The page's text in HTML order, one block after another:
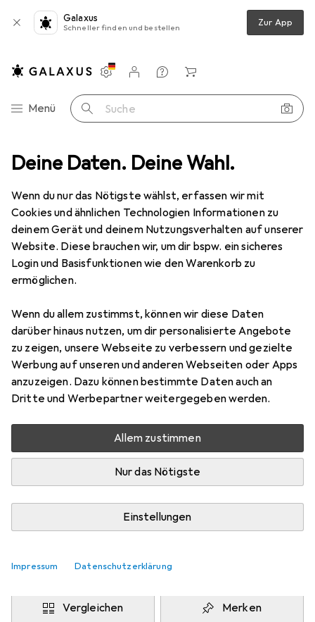
Deine Daten. Deine Wahl.
Wenn du nur das Nötigste wählst, erfassen wir mit
Cookies und ähnlichen Technologien Informationen zu
deinem Gerät und deinem Nutzungsverhalten auf unserer
Website. Diese brauchen wir, um dir bspw. ein sicheres
Login und Basisfunktionen wie den Warenkorb zu
ermöglichen.
Wenn du allem zustimmst, können wir diese Daten
darüber hinaus nutzen, um dir personalisierte Angebote
zu zeigen, unsere Webseite zu verbessern und gezielte
Werbung auf unseren und anderen Webseiten oder Apps
anzuzeigen. Dazu können bestimmte Daten auch an
Dritte und Werbepartner weitergegeben werden.
Allem zustimmen
Nur das Nötigste
Einstellungen
Impressum Datenschutzerklärung
Galaxus
Schneller finden und bestellen Zur App
Navigation nach Kategorien
Menü Suche
Einstellungen
Kundenkonto
Vergleichslisten
Merklisten
Warenkorb
Pergamon Designer Teppich Passion Pastell Patchwork Rosa Beige
10 Bilder
PergamonDesigner Teppich Passion
Pastell Patchwork Rosa Beige
120 x 170 cm
Preis in EUR inkl. MwSt.
EUR
49,90
Bewertungen Marke
Mehr von Pergamon
Mehr als 10 Stück an Lager beim Drittanbieter
Lieferort angeben für genaue Lieferzeit
teppichversand24DE
In den Warenkorb
Vergleichen Merken